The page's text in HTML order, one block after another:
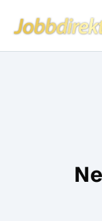
Hoppa till
Jobbdirekt